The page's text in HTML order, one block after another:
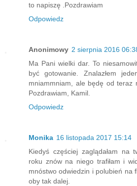
to napiszę .Pozdrawiam
Odpowiedz
Anonimowy 2 sierpnia 2016
Ma Pani wielki dar. To
być gotowanie. Znalazłem
mniammniam, ale będę od teraz
Pozdrawiam, Kamil.
Odpowiedz
Monika 16 listopada 2017 15:14
Kiedyś częściej zaglądałam na
roku znów na niego trafiłam i
mnóstwo odwiedzin i polubień na
oby tak dalej.